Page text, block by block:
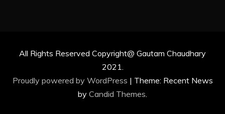
All Rights Reserved Copyright@ Gautam Chaudhary
2021.
Proudly powered by WordPress | Theme: Recent News
by Candid Themes